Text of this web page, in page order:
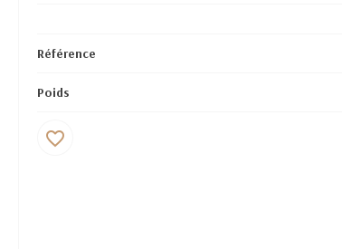
Référence
Poids
favorite_border